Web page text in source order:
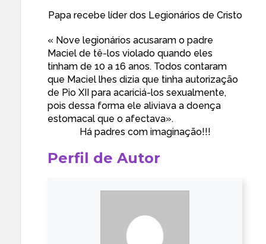
Papa recebe líder dos Legionários de Cristo
« Nove legionários acusaram o padre
Maciel de tê-los violado quando eles
tinham de 10 a 16 anos. Todos contaram
que Maciel lhes dizia que tinha autorização
de Pio XII para acariciá-los sexualmente,
pois dessa forma ele aliviava a doença
estomacal que o afectava».
Há padres com imaginação!!!
Perfil de Autor